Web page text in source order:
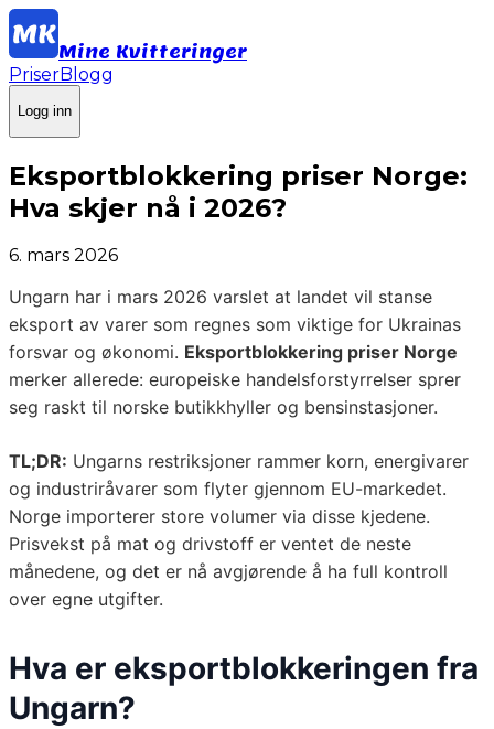
Mine Kvitteringer
PriserBlogg
Logg inn
Eksportblokkering priser Norge:
Hva skjer nå i 2026?
6. mars 2026
Ungarn har i mars 2026 varslet at landet vil stanse
eksport av varer som regnes som viktige for Ukrainas
forsvar og økonomi. Eksportblokkering priser Norge
merker allerede: europeiske handelsforstyrrelser sprer
seg raskt til norske butikkhyller og bensinstasjoner.
TL;DR: Ungarns restriksjoner rammer korn, energivarer
og industriråvarer som flyter gjennom EU-markedet.
Norge importerer store volumer via disse kjedene.
Prisvekst på mat og drivstoff er ventet de neste
månedene, og det er nå avgjørende å ha full kontroll
over egne utgifter.
Hva er eksportblokkeringen fra
Ungarn?